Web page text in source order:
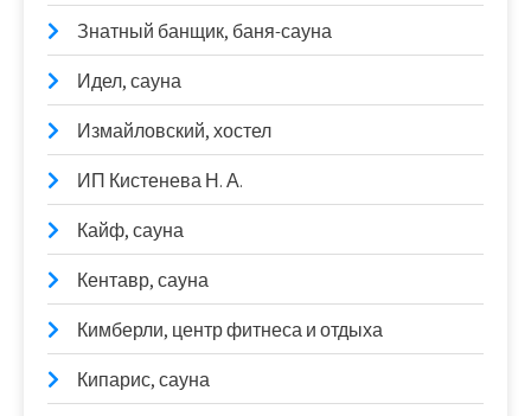
Знатный банщик, баня-сауна
Идел, сауна
Измайловский, хостел
ИП Кистенева Н. А.
Кайф, сауна
Кентавр, сауна
Кимберли, центр фитнеса и отдыха
Кипарис, сауна